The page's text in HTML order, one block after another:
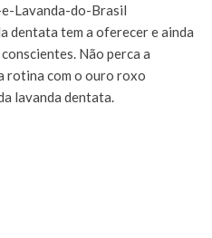
dentata tem a oferecer e ainda
Não perca a
rotina com o ouro roxo
lavanda dentata.